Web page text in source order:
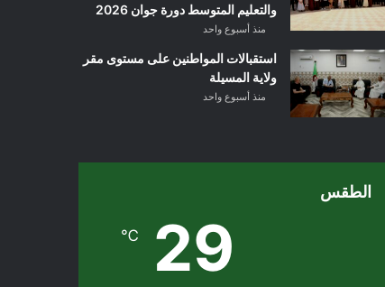
والتعليم المتوسط دورة جوان 2026
منذ أسبوع واحد
استقبالات المواطنين على مستوى مقر
ولاية المسيلة
منذ أسبوع واحد
الطقس
29
℃